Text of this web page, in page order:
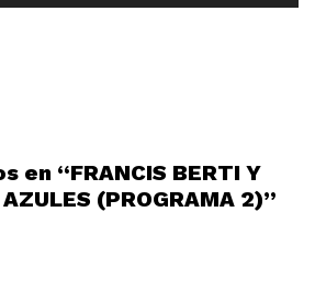
en “FRANCIS BERTI Y
AZULES (PROGRAMA 2)”